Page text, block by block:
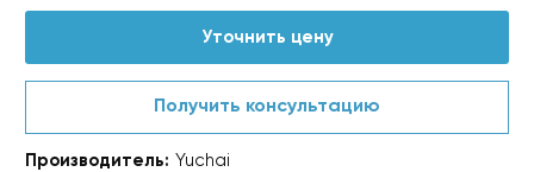
Уточнить цену
Получить консультацию
Производитель: Yuchai